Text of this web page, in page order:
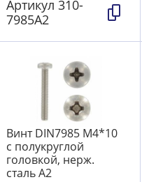
Артикул310-
7985А2
Винт DIN7985 М4*10
с полукруглой
головкой, нерж.
сталь А2